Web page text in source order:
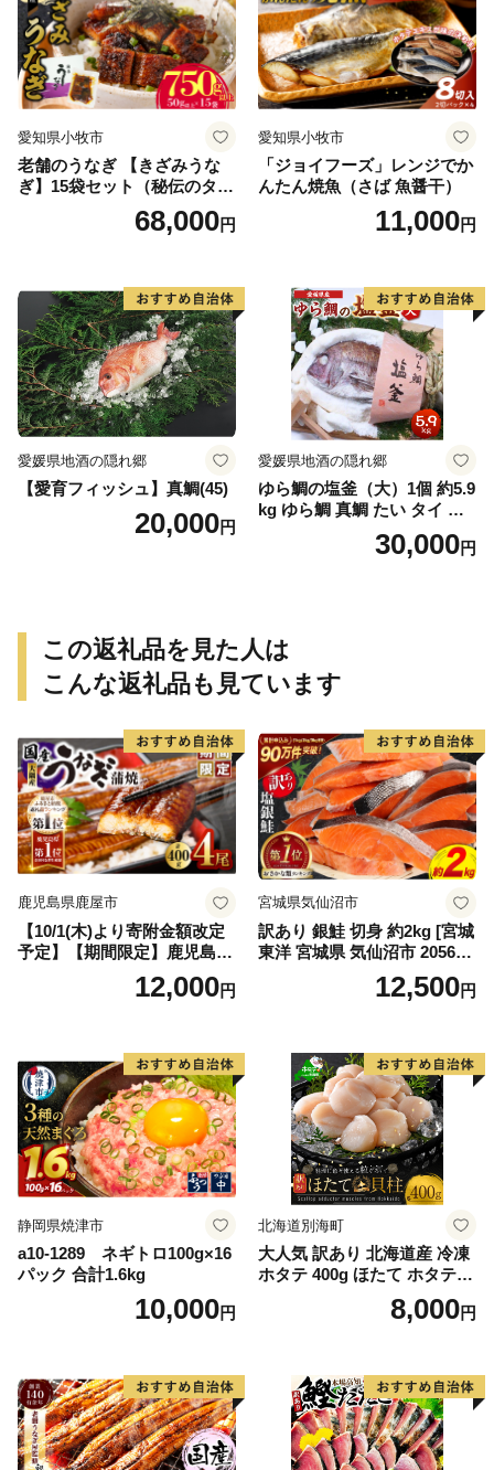
愛知県小牧市
老舗のうなぎ 【きざみうな
ぎ】15袋セット（秘伝のタレ
68,000円
愛知県小牧市
「ジョイフーズ」レンジでか
んたん焼魚（さば 魚醤干）
11,000円
愛媛県地酒の隠れ郷
【愛育フィッシュ】真鯛(45)
20,000円
愛媛県地酒の隠れ郷
ゆら鯛の塩釜（大）1個 約5.9
kg ゆら鯛 真鯛 たい タイ 鯛
塩釜焼き 塩釜 魚 魚介類 海鮮
祝い事 お祝い ハレの日 食品
30,000円
この返礼品を見た人は
こんな返礼品も見ています
鹿児島県鹿屋市
【10/1(木)より寄附金額改定
予定】【期間限定】鹿児島県
大隅産うなぎ蒲焼4尾（400
g） KN007-02312,000円
宮城県気仙沼市
訳あり 銀鮭 切身 約2kg [宮城
東洋 宮城県 気仙沼市 205649
91] 鮭 魚介類 海鮮 訳アリ 規
格外 不揃い さけ サケ 鮭切身
切り身 魚 わけあり
12,500円
静岡県焼津市
a10-1289 ネギトロ100g×16
パック 合計1.6kg
10,000円
北海道別海町
大人気 訳あり 北海道産 冷凍
ホタテ 400g ほたて ホタテ
8,000円